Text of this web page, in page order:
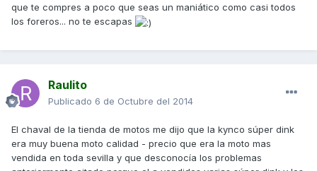
que te compres a poco que seas un maniático como casi todos
los foreros... no te escapas
Raulito
Publicado 6 de Octubre del 2014
El chaval de la tienda de motos me dijo que la kynco súper dink
era muy buena moto calidad - precio que era la moto mas
vendida en toda sevilla y que desconocía los problemas